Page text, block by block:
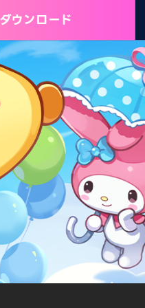
ダウンロード